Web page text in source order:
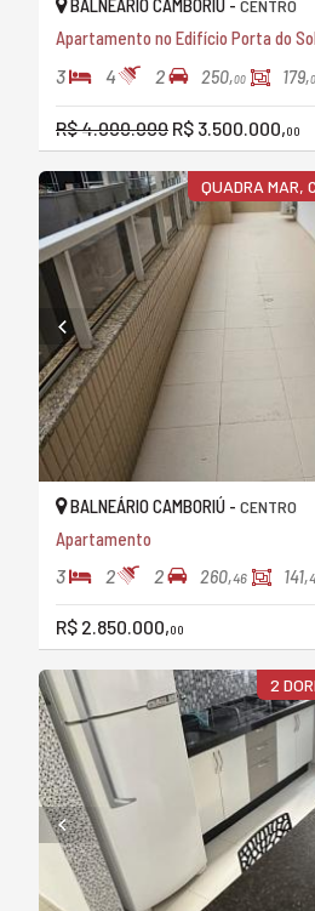
BALNEÁRIO CAMBORIÚ - CENTRO
Apartamento no Edifício Porta do Sol
3 4 2 250,00 179,
R$ 4.000.000 R$ 3.500.000,00
QUADRA MAR,
BALNEÁRIO CAMBORIÚ - CENTRO
Apartamento
3 2 2 260,46 141,
R$ 2.850.000,00
2